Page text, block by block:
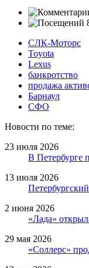
СЛК-Моторс
Toyota
Lexus
банкротство
продажа
Барнаул
СФО
Новости по теме:
23 июля 2026
В Петербурге
13 июля 2026
2 июня 2026
«Лада»
29 мая 2026
«Соллерс»